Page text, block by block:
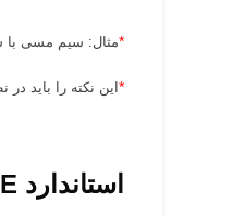
*مثال: سیم مسی با سطح مقطع 16 یا سیم آلومینیومی با سطح مقطع 25 میلی متر،
*این نکته را باید
استاندارد VDE سیم و کابل